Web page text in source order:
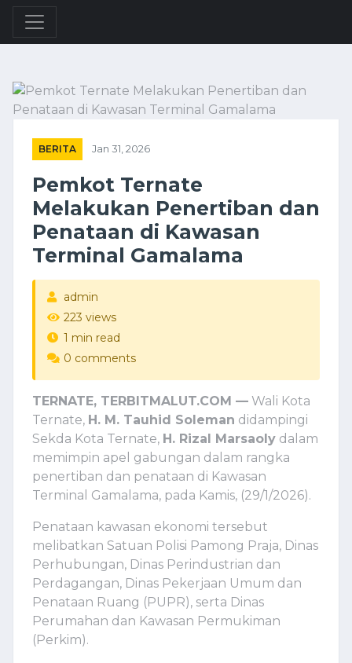
BERITA Jan 31, 2026
Pemkot Ternate
Melakukan Penertiban dan
Penataan di Kawasan
Terminal Gamalama
admin
223 views
1 min read
0 comments
TERNATE, TERBITMALUT.COM — Wali Kota
Ternate, H. M. Tauhid Soleman didampingi
Sekda Kota Ternate, H. Rizal Marsaoly dalam
memimpin apel gabungan dalam rangka
penertiban dan penataan di Kawasan
Terminal Gamalama, pada Kamis, (29/1/2026).
Penataan kawasan ekonomi tersebut
melibatkan Satuan Polisi Pamong Praja, Dinas
Perhubungan, Dinas Perindustrian dan
Perdagangan, Dinas Pekerjaan Umum dan
Penataan Ruang (PUPR), serta Dinas
Perumahan dan Kawasan Permukiman
(Perkim).